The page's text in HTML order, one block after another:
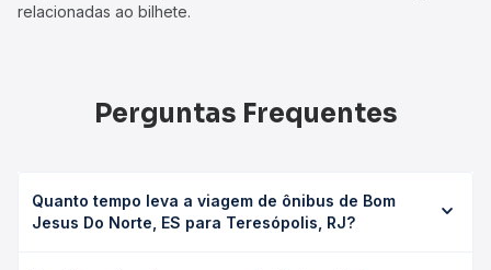
relacionadas ao bilhete.
Perguntas Frequentes
Quanto tempo leva a viagem de ônibus de Bom
Jesus Do Norte, ES para Teresópolis, RJ?